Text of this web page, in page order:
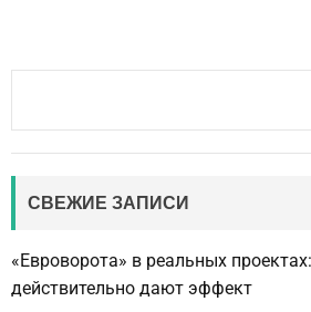
СВЕЖИЕ ЗАПИСИ
«Евроворота» в реальных
действительно дают эффект